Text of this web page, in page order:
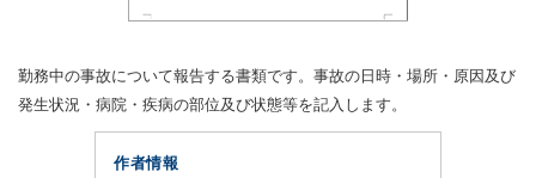
勤務中の事故について報告する書類です。事故の日時・場所・原因及び
発生状況・病院・疾病の部位及び状態等を記入します。
作者情報